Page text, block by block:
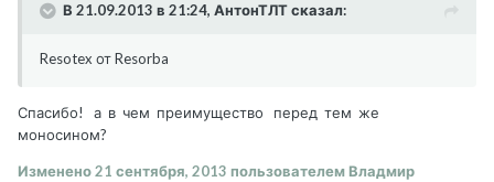
В 21.09.2013 в 21:24, АнтонТЛТ сказал:
Resotex от Resorba
Спасибо! а в чем преимущество перед тем же
моносином?
Изменено21 сентября, 2013 пользователем Владмир